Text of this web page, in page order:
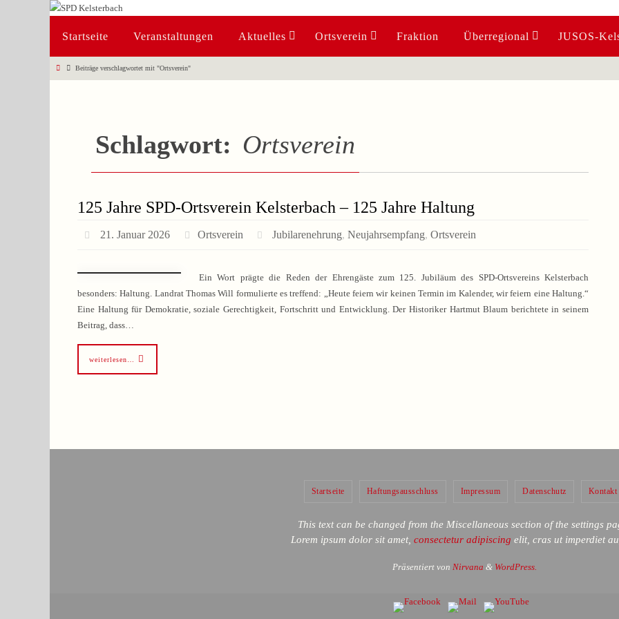
Inhalt
springen
Startseite Veranstaltungen Aktuelles Ortsverein Fraktion Überregional JUSOS-
StartBeiträge verschlagwortet mit "Ortsverein"
Schlagwort: Ortsverein
125 Jahre SPD-Ortsverein Kelsterbach – 125 Jahre Haltung
21. Januar 2026 Ortsverein Jubilarenehrung,Neujahrsempfang,Ortsverein
Ein Wort prägte die Reden der Ehrengäste zum 125. Jubiläum des SPD-Ortsvereins Kelsterbach
besonders: Haltung. Landrat Thomas Will formulierte es treffend: „Heute feiern wir keinen Termin im Kalender, wir feiern eine Haltung.“
Eine Haltung für Demokratie, soziale Gerechtigkeit, Fortschritt und Entwicklung. Der Historiker Hartmut Blaum berichtete in seinem
Beitrag, dass…
weiterlesen…
Startseite Haftungsausschluss Impressum Datenschutz Kontakt
This text can be changed from the Miscellaneous section of the settings
Lorem ipsum dolor sit amet, consectetur adipiscing elit, cras ut imperdiet
Präsentiert von Nirvana & WordPress.